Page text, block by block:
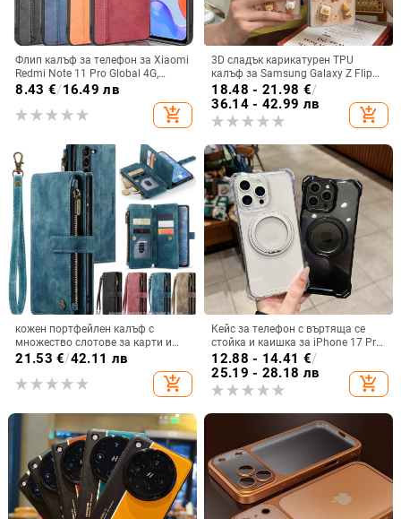
Флип калъф за телефон за Xiaomi
Redmi Note 11 Pro Global 4G,
имитационна кожа, бизнес стил
8.43 €/16.49 лв
add_shopping_cart
3D сладък карикатурен TPU
калъф за Samsung Galaxy Z Flip
6/3/4, защита срещу изпускане,
корейски стил
18.48 - 21.98 €/
36.14 - 42.99 лв
add_shopping_cart
кожен портфейлен калъф с
множество слотове за карти и
цип за iPhone 11–17 Pro Max, XR,
21.53 €/42.11 лв
add_shopping_cart
Кейс за телефон с въртяща се
стойка и каишка за iPhone 17 Pro
Max, 16, 15 и iPhone 11
12.88 - 14.41 €/
25.19 - 28.18 лв
add_shopping_cart